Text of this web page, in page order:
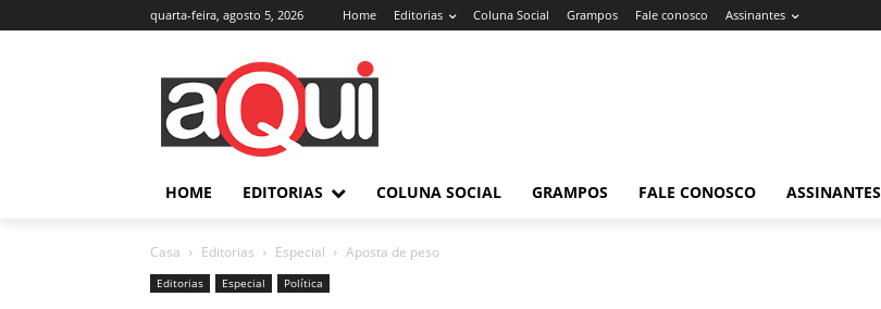
quarta-feira, agosto 5, 2026 Home Editorias Coluna Social Grampos Fale conosco Assinantes
HOME EDITORIAS COLUNA SOCIAL GRAMPOS FALE CONOSCO ASSINANTES
Casa Editorias Especial Aposta de peso
Editorias Especial Política